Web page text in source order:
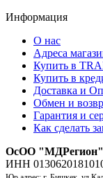
Информация
О нас
Адреса
Купить в
Купить в
Доставка и
Обмен и
Гарантия и
Как сделать
ОсОО "МДРегион"
ИНН